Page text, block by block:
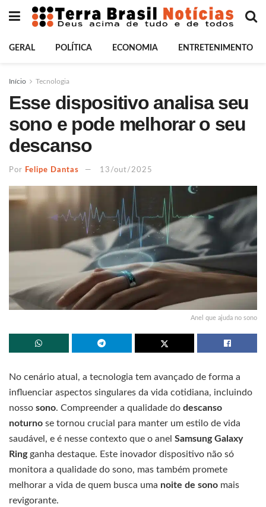
GERAL POLÍTICA ECONOMIA ENTRETENIMENTO
Início Tecnologia
Esse dispositivo analisa seu
sono e pode melhorar o seu
descanso
Por Felipe Dantas 13/out/2025
Anel que ajuda no sono
No cenário atual, a tecnologia tem avançado de forma a
influenciar aspectos singulares da vida cotidiana, incluindo
nosso sono. Compreender a qualidade do descanso
noturno se tornou crucial para manter um estilo de vida
saudável, e é nesse contexto que o anel Samsung Galaxy
Ring ganha destaque. Este inovador dispositivo não só
monitora a qualidade do sono, mas também promete
melhorar a vida de quem busca uma noite de sono mais
revigorante.